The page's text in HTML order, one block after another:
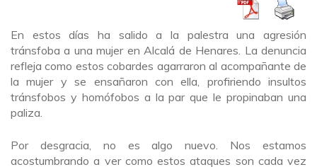
En estos días ha salido a la palestra una agresión
tránsfoba a una mujer en Alcalá de Henares. La denuncia
refleja como estos cobardes agarraron al acompañante de
la mujer y se ensañaron con ella, profiriendo insultos
tránsfobos y homófobos a la par que le propinaban una
paliza.
Por desgracia, no es algo nuevo. Nos estamos
acostumbrando a ver como estos ataques son cada vez